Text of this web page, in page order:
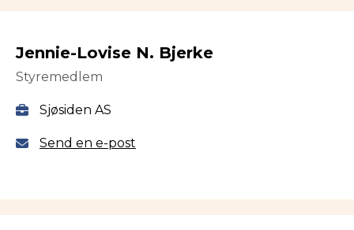
Jennie-Lovise N. Bjerke
Styremedlem
Sjøsiden AS
Send en e-post